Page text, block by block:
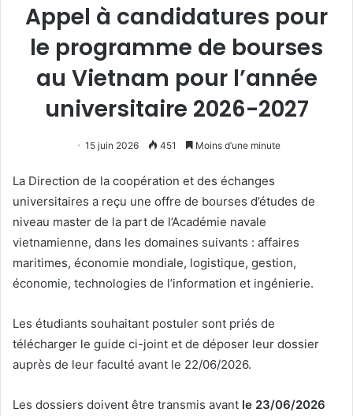
Appel à candidatures pour
le programme de bourses
au Vietnam pour l’année
universitaire 2026-2027
15 juin 2026 451 Moins d’une minute
La Direction de la coopération et des échanges
universitaires a reçu une offre de bourses d’études de
niveau master de la part de l’Académie navale
vietnamienne, dans les domaines suivants : affaires
maritimes, économie mondiale, logistique, gestion,
économie, technologies de l’information et ingénierie.
Les étudiants souhaitant postuler sont priés de
télécharger le guide ci-joint et de déposer leur dossier
auprès de leur faculté avant le 22/06/2026.
Les dossiers doivent être transmis avant le 23/06/2026